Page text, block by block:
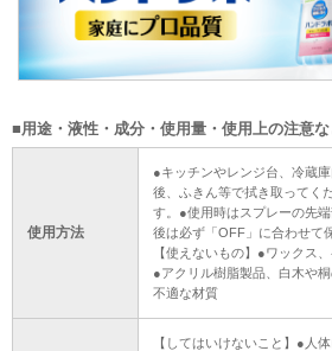
■用途・液性・成分・使用量・使用上の注意
使用方法
●キッチンやレンジ台、冷蔵
後、ふきん等で拭き取ってく
す。●使用時はスプレーの先
後は必ず「OFF」に合わせて
【使えないもの】●ワックス
●アクリル樹脂製品、白木や
不適な材質
【してはいけないこと】●人